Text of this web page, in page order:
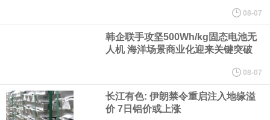
美国总统特朗普6日否认他对国防部长赫格塞思不满，称对赫格塞思
所做的工作“非常满意”。特朗普在社交媒体上发帖称，一些媒体有关
他与赫格塞思就弹药短缺问题发生冲突的报道是“完全没有根据的谣
言”，他对赫格塞思所做的工作“非常满意”。
08-07
韩企联手攻坚500Wh/kg固态电池无
人机 海洋场景商业化迎来关键突破
08-07
长江有色: 伊朗禁令重启注入地缘溢
价 7日铝价或上涨